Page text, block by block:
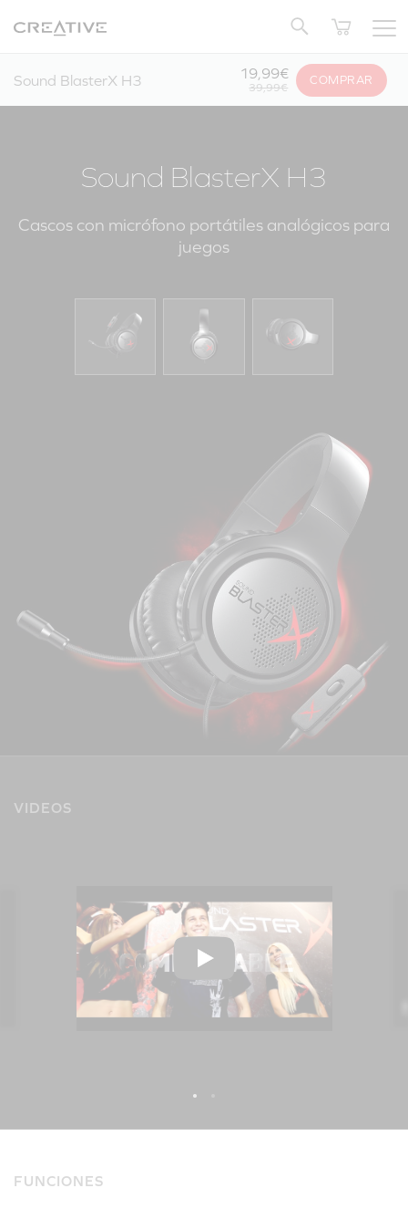
Sound BlasterX H3 39,99€
19,99€ COMPRAR
Volver arriba
Sound BlasterX H3
Cascos con micrófono portátiles analógicos para
juegos
VIDEOS
FUNCIONES